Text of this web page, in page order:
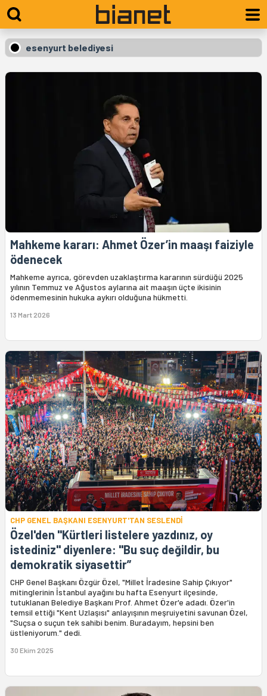
esenyurt belediyesi
Mahkeme kararı: Ahmet Özer’in maaşı faiziyle
ödenecek
Mahkeme ayrıca, görevden uzaklaştırma kararının sürdüğü 2025
yılının Temmuz ve Ağustos aylarına ait maaşın üçte ikisinin
ödenmemesinin hukuka aykırı olduğuna hükmetti.
13 Mart 2026
CHP GENEL BAŞKANI ESENYURT'TAN SESLENDİ
Özel'den "Kürtleri listelere yazdınız, oy
istediniz" diyenlere: "Bu suç değildir, bu
demokratik siyasettir”
CHP Genel Başkanı Özgür Özel, "Millet İradesine Sahip Çıkıyor"
mitinglerinin İstanbul ayağını bu hafta Esenyurt ilçesinde,
tutuklanan Belediye Başkanı Prof. Ahmet Özer'e adadı. Özer'in
temsil ettiği "Kent Uzlaşısı" anlayışının meşruiyetini savunan Özel,
"Suçsa o suçun tek sahibi benim. Buradayım, hepsini ben
üstleniyorum." dedi.
30 Ekim 2025